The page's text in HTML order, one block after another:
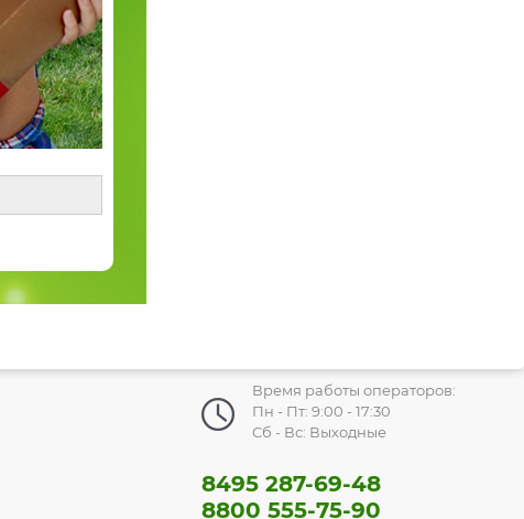
Время работы операторов:
Пн - Пт: 9:00 - 17:30
Сб - Вс: Выходные
8495 287-69-48
8800 555-75-90